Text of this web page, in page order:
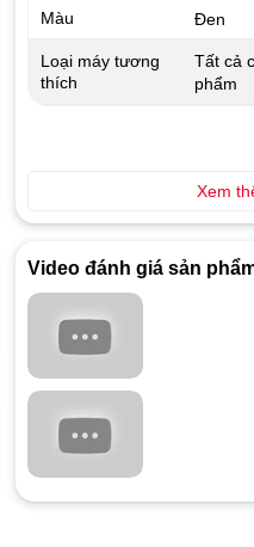
Màu Đen
Loại máy tương
thích
Tất cả
phẩm
Xem
Video đánh giá sản